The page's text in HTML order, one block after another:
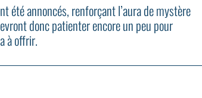
été annoncés, renforçant l’aura de mystère
donc patienter encore un peu pour
à offrir.